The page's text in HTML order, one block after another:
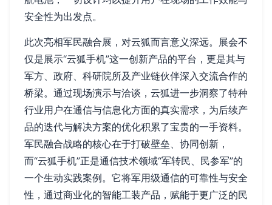
安全性为出发点。
此次亮相军民融合展，对云狐而言意义深远。展会不
仅是展示“云狐手机”这一创新产品的平台，更是其与
军方、政府、科研院所及产业链伙伴深入交流合作的
桥梁。通过现场演示与洽谈，云狐进一步洞察了特种
行业用户在通信与信息化方面的真实需求，为后续产
品的迭代与解决方案的优化积累了宝贵的一手资料。
军民融合战略的核心在于打破壁垒、协同创新，
而“云狐手机”正是通信技术领域“军转民、民参军”的
一个生动实践案例。它将军用级通信的可靠性与安全
性，通过商业化的智能工装产品，赋能于更广泛的民